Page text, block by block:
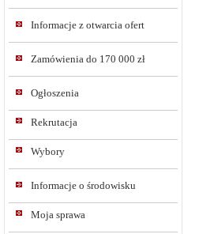
Informacje z otwarcia ofert
Zamówienia do 170 000 zł
Ogłoszenia
Rekrutacja
Wybory
Informacje o środowisku
Moja sprawa